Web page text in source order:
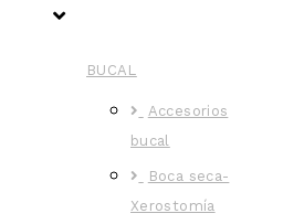
BUCAL
Accesorios
bucal
Boca seca-
Xerostomía